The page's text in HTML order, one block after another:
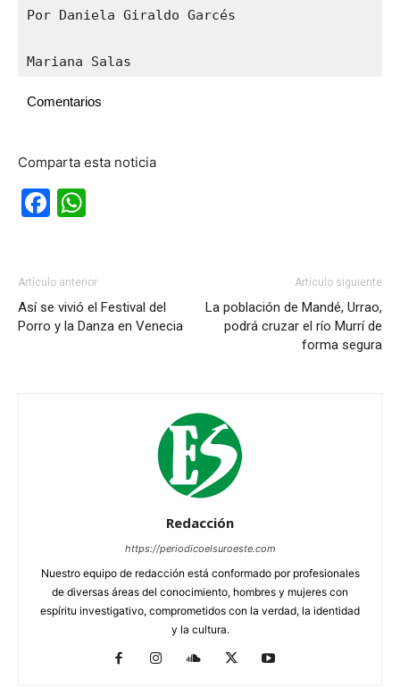
Por Daniela Giraldo Garcés
Mariana Salas
Comentarios
Comparta esta noticia
Facebook
Artículo anterior
Así se vivió el Festival del
Porro y la Danza en Venecia
Artículo siguiente
La población de Mandé, Urrao,
podrá cruzar el río Murrí de
forma segura
Redacción
https://periodicoelsuroeste.com
Nuestro equipo de redacción está conformado por profesionales
de diversas áreas del conocimiento, hombres y mujeres con
espíritu investigativo, comprometidos con la verdad, la identidad
y la cultura.